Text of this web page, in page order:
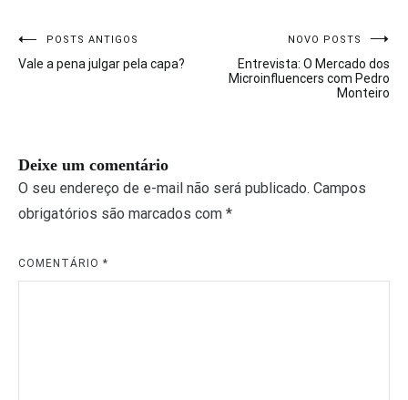
Navegação
POSTS ANTIGOS
Vale a pena julgar pela capa?
NOVO POSTS
Entrevista: O Mercado dos
Microinfluencers com Pedro
Monteiro
Deixe um comentário
O seu endereço de e-mail não será publicado. Campos
obrigatórios são marcados com *
COMENTÁRIO *